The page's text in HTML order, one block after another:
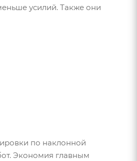
усилий. Также они
по наклонной
Экономия главным